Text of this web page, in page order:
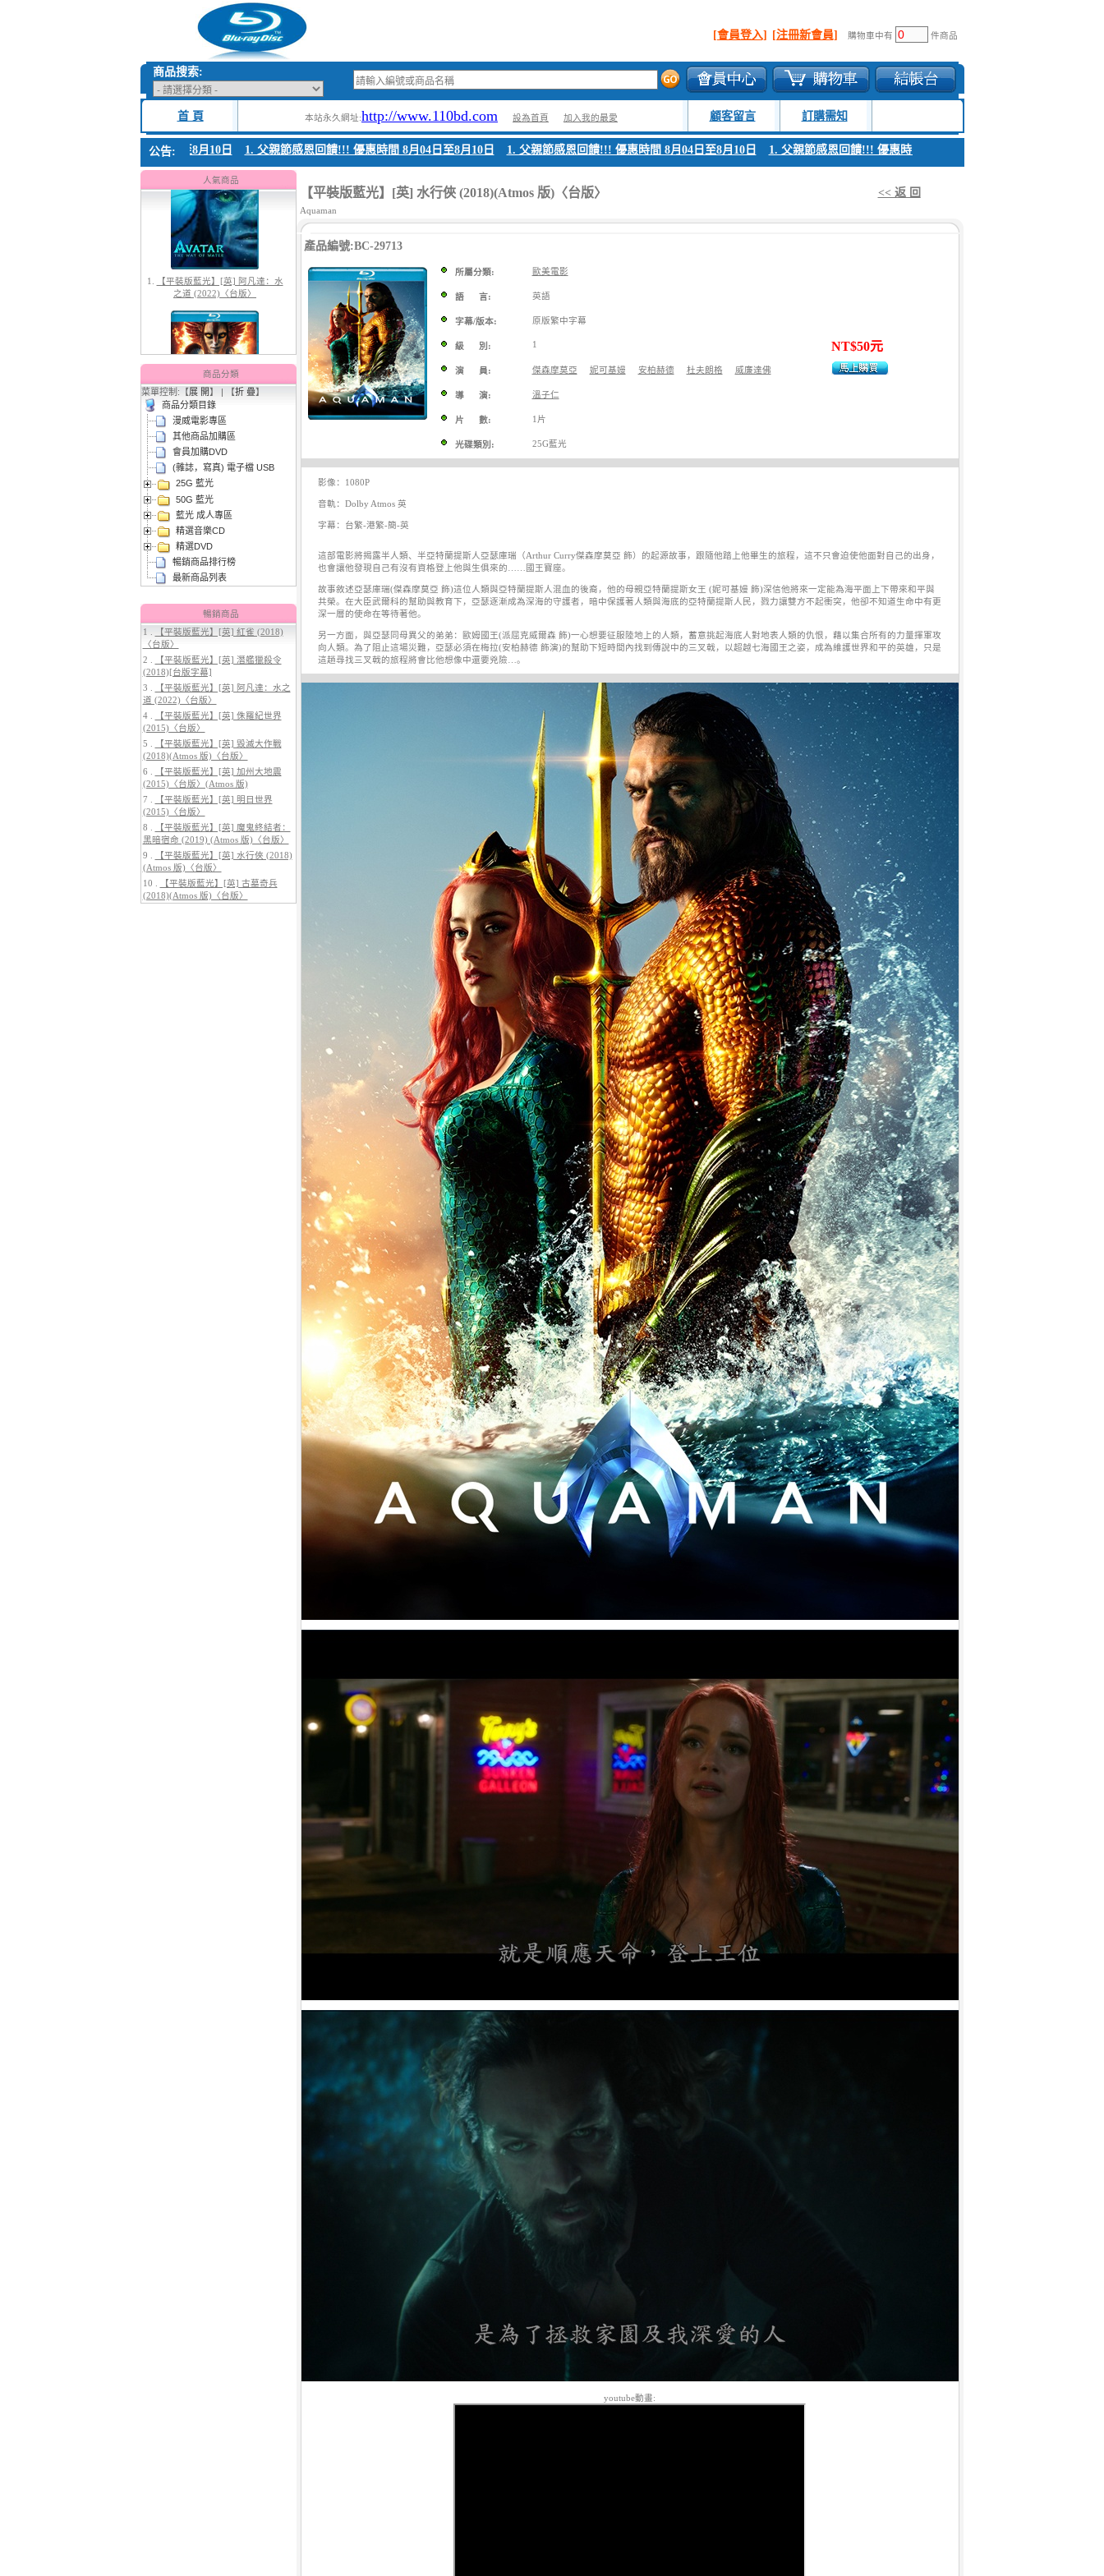
[會員登入] [注冊新會員] 購物車中有 件商品
商品搜索:
首 頁 本站永久網址:http://www.110bd.com 設為首頁 加入我的最愛 顧客留言 訂購需知
公告:
感恩回饋!!! 優惠時間 8月04日至8月10日 1. 父親節感恩回饋!!! 優惠時間 8月04日至8月10日 1. 父親節感恩回饋!!! 優惠時間 8月04日至8月10日 1. 父親節感恩回饋!!! 優惠時間 8月04日至8月10日
人氣商品
1.【平裝版藍光】[英] 阿凡達：水
之道 (2022)〈台版〉
【平裝版藍光】[英] 阿凡達3：火
與燼 (2025)(Atmos 版)〈台版〉
3.【平裝版藍光】[英] 太空超人
(2026)[台版字幕]
4.【平裝版藍光】[英] 穿著PRADA
的惡魔 2 (2026)[台版字幕]
5.【平裝版藍光】[英] 巔峰獵殺
(2026)
商品分類
菜單控制:【展 開】 | 【折 疊】
商品分類目錄
漫威電影專區
其他商品加購區
會員加購DVD
(雜誌，寫真) 電子檔 USB
25G 藍光
50G 藍光
藍光 成人專區
精選音樂CD
精選DVD
暢銷商品排行榜
最新商品列表
暢銷商品
1 .
【平裝版藍光】[英] 紅雀 (2018)
〈台版〉
2 .
【平裝版藍光】[英] 潛艦獵殺令
(2018)[台版字幕]
3 .
【平裝版藍光】[英] 阿凡達：水之
道 (2022)〈台版〉
4 .
【平裝版藍光】[英] 侏羅紀世界
(2015)〈台版〉
5 .
【平裝版藍光】[英] 毀滅大作戰
(2018)(Atmos 版)〈台版〉
6 .
【平裝版藍光】[英] 加州大地震
(2015)〈台版〉(Atmos 版)
7 .
【平裝版藍光】[英] 明日世界
(2015)〈台版〉
8 .
【平裝版藍光】[英] 魔鬼終結者：
黑暗宿命 (2019) (Atmos 版)〈台版〉
9 .
【平裝版藍光】[英] 水行俠 (2018)
(Atmos 版)〈台版〉
10 .
【平裝版藍光】[英] 古墓奇兵
(2018)(Atmos 版)〈台版〉
【平裝版藍光】[英] 水行俠 (2018)(Atmos 版)〈台版〉 << 返 回
Aquaman
產品編號:BC-29713
所屬分類: 歐美電影
語 言: 英語
字幕/版本: 原版繁中字幕
級 別: 1
演 員: 傑森摩莫亞 妮可基嫚 安柏赫德 杜夫朗格 威廉達佛
導 演: 溫子仁
片 數: 1片
光碟類別: 25G藍光
NT$50元
影像：1080P
音軌：Dolby Atmos 英
字幕：台繁-港繁-簡-英
這部電影將揭露半人類、半亞特蘭提斯人亞瑟庫瑞（Arthur Curry傑森摩莫亞 飾）的起源故事，跟隨他踏上他畢生的旅程，這不只會迫使他面對自己的出身，
也會讓他發現自己有沒有資格登上他與生俱來的……國王寶座。
故事敘述亞瑟庫瑞(傑森摩莫亞 飾)這位人類與亞特蘭提斯人混血的後裔，他的母親亞特蘭提斯女王 (妮可基嫚 飾)深信他將來一定能為海平面上下帶來和平與
共榮。在大臣武爾科的幫助與教育下，亞瑟逐漸成為深海的守護者，暗中保護著人類與海底的亞特蘭提斯人民，戮力讓雙方不起衝突，他卻不知道生命中有更
深一層的使命在等待著他。
另一方面，與亞瑟同母異父的弟弟：歐姆國王(派屈克威爾森 飾)一心想要征服陸地上的人類，蓄意挑起海底人對地表人類的仇恨，藉以集合所有的力量揮軍攻
向人類。為了阻止這場災難，亞瑟必須在梅拉(安柏赫德 飾演)的幫助下短時間內找到傳說中的三叉戟，以超越七海國王之姿，成為維護世界和平的英雄，只是
這趟尋找三叉戟的旅程將會比他想像中還要兇險…。
youtube動畫: